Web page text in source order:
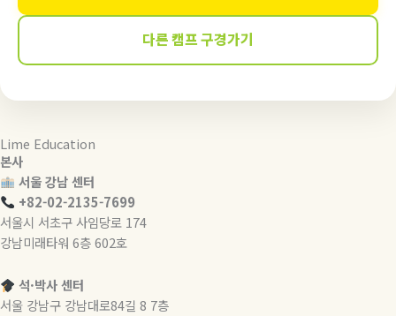
다른 캠프 구경가기
Lime Education
본사
서울 강남 센터
+82-02-2135-7699
서울시 서초구 사임당로 174
강남미래타워 6층 602호
석·박사 센터
서울 강남구 강남대로84길 8 7층